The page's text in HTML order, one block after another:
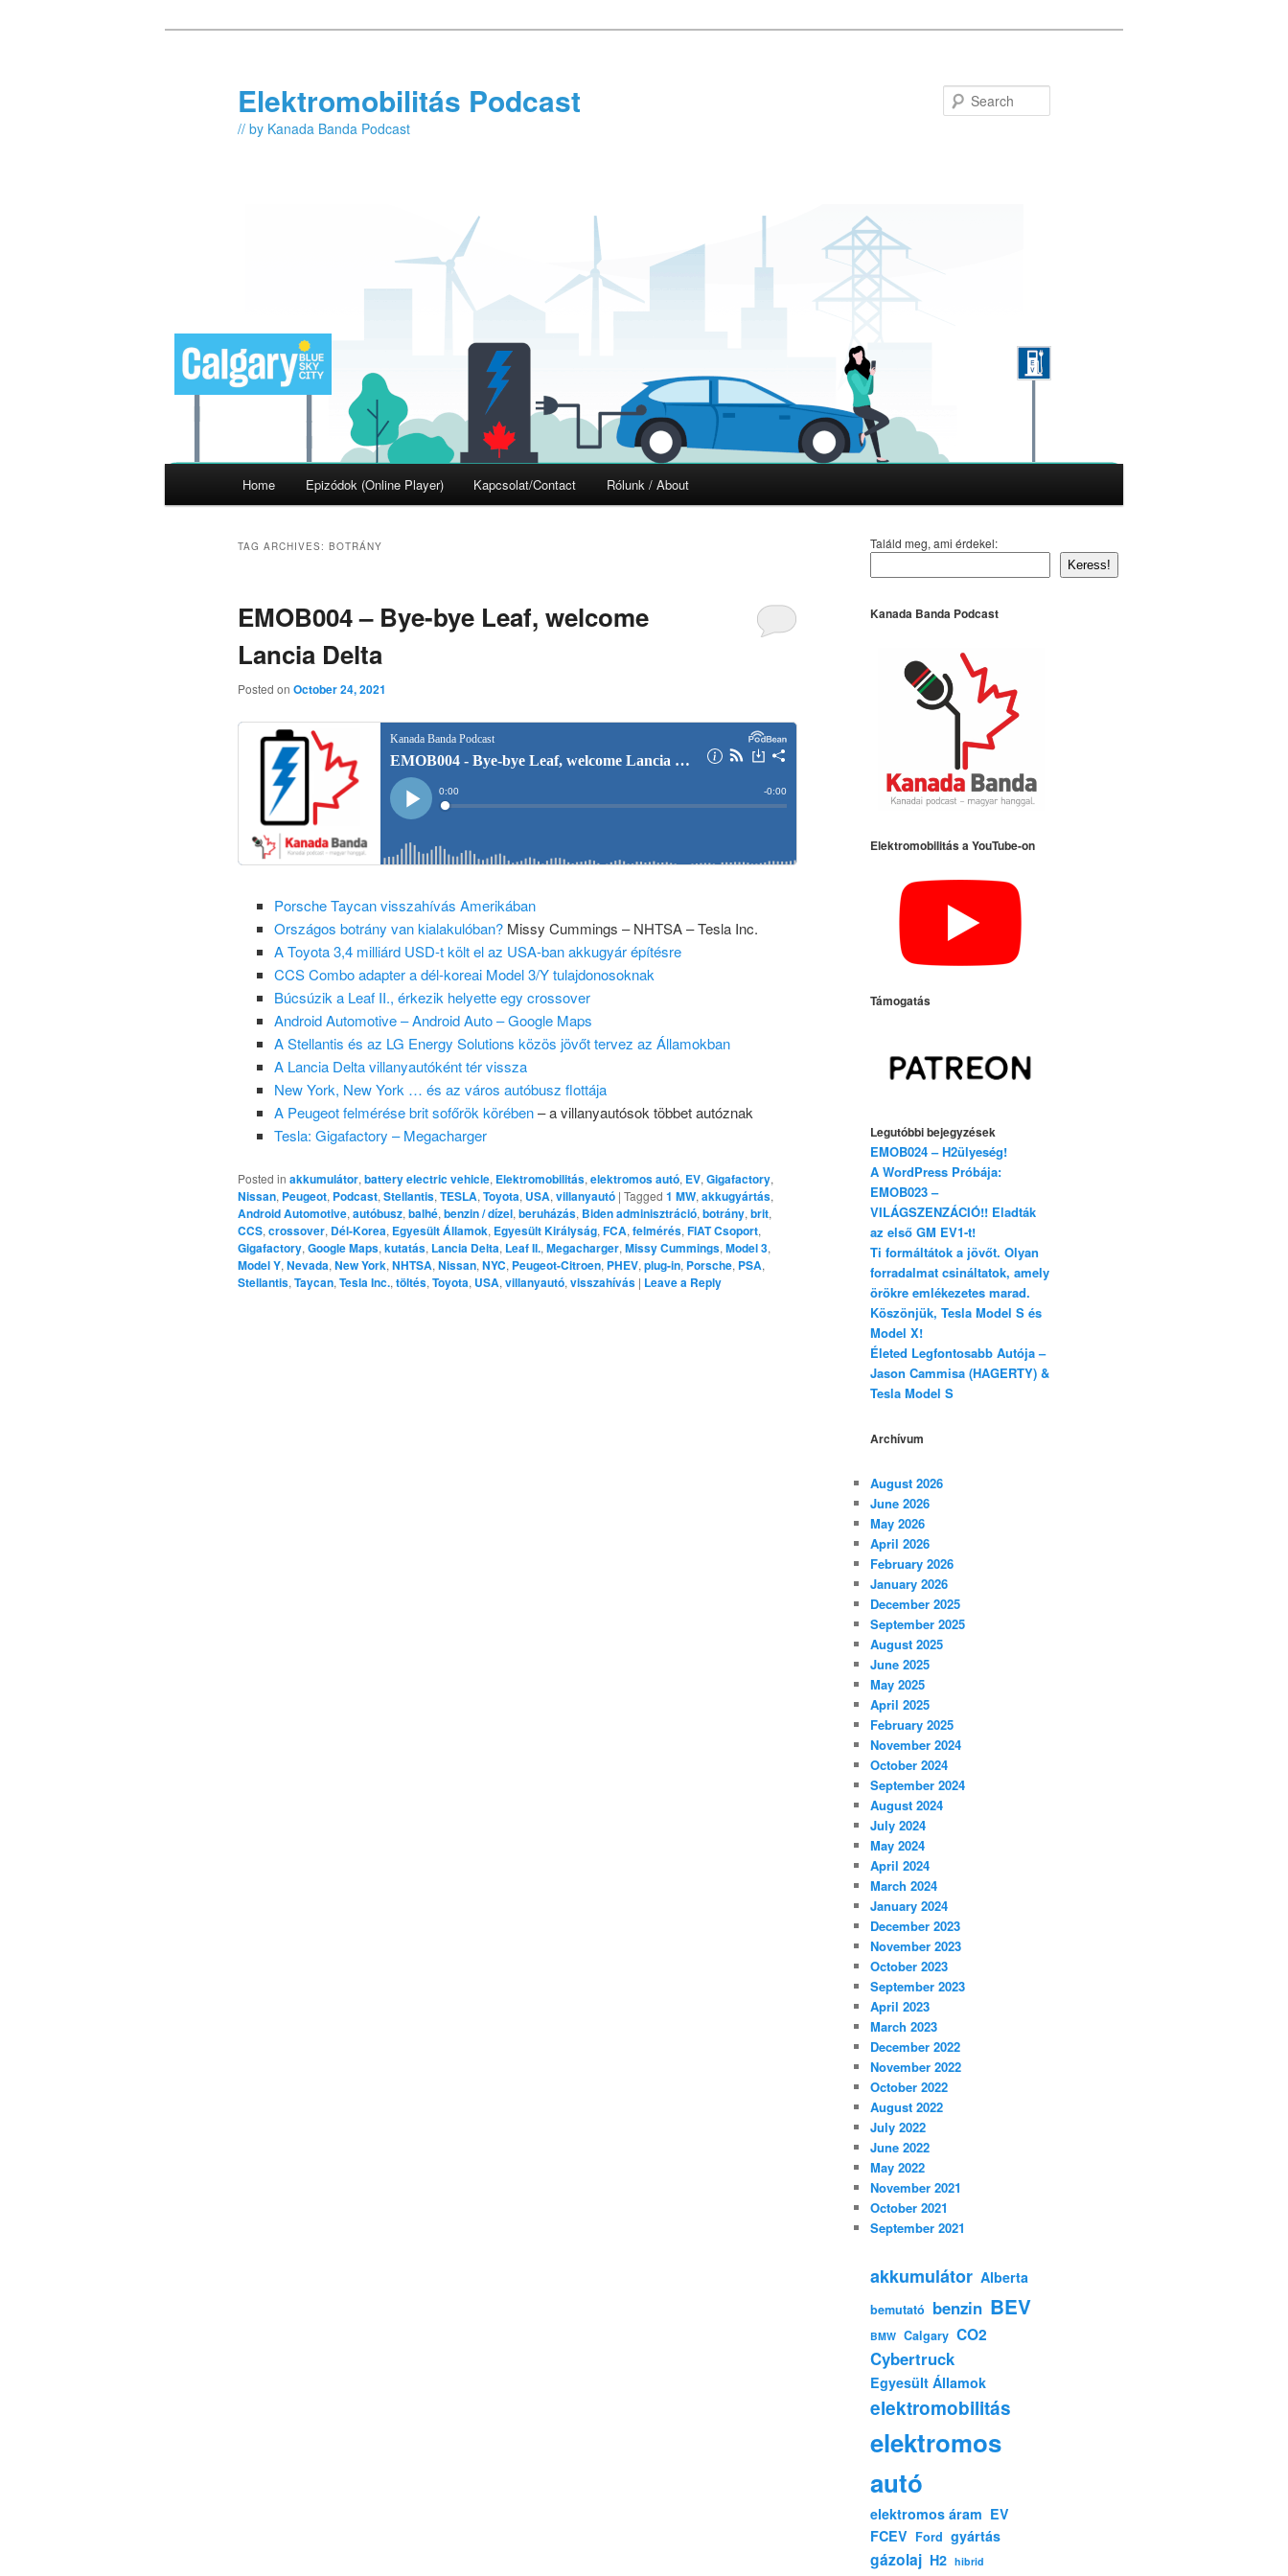
Elektromobilitás Podcast
// by Kanada Banda Podcast
Home Epizódok (Online Player) Kapcsolat/Contact Rólunk / About
TAG ARCHIVES: BOTRÁNY
EMOB004 – Bye-bye Leaf, welcome
Lancia Delta
Posted on October 24, 2021
Porsche Taycan visszahívás Amerikában
Országos botrány van kialakulóban?Missy Cummings – NHTSA – Tesla Inc.
A Toyota 3,4 milliárd USD-t költ el az USA-ban akkugyár építésre
CCS Combo adapter a dél-koreai Model 3/Y tulajdonosoknak
Búcsúzik a Leaf II., érkezik helyette egy crossover
Android Automotive – Android Auto – Google Maps
A Stellantis és az LG Energy Solutions közös jövőt tervez az Államokban
A Lancia Delta villanyautóként tér vissza
New York, New York … és az város autóbusz flottája
A Peugeot felmérése brit sofőrök körében– a villanyautósok többet autóznak
Tesla: Gigafactory – Megacharger
Posted in akkumulátor, battery electric vehicle, Elektromobilitás, elektromos autó, EV, Gigafactory,
Nissan, Peugeot, Podcast, Stellantis, TESLA, Toyota, USA, villanyautó | Tagged 1 MW, akkugyártás,
Android Automotive, autóbusz, balhé, benzin / dízel, beruházás, Biden adminisztráció, botrány, brit,
CCS, crossover, Dél-Korea, Egyesült Államok, Egyesült Királyság, FCA, felmérés, FIAT Csoport,
Gigafactory, Google Maps, kutatás, Lancia Delta, Leaf II., Megacharger, Missy Cummings, Model 3,
Model Y, Nevada, New York, NHTSA, Nissan, NYC, Peugeot-Citroen, PHEV, plug-in, Porsche, PSA,
Stellantis, Taycan, Tesla Inc., töltés, Toyota, USA, villanyautó, visszahívás | Leave a Reply
Találd meg, ami érdekel:
Keress!
Kanada Banda Podcast
Elektromobilitás a YouTube-on
Támogatás
Legutóbbi bejegyzések
EMOB024 – H2ülyeség!
A WordPress Próbája:
EMOB023 –
VILÁGSZENZÁCIÓ!! Eladták
az első GM EV1-t!
Ti formáltátok a jövőt. Olyan
forradalmat csináltatok, amely
örökre emlékezetes marad.
Köszönjük, Tesla Model S és
Model X!
Életed Legfontosabb Autója –
Jason Cammisa (HAGERTY) &
Tesla Model S
Archívum
August 2026
June 2026
May 2026
April 2026
February 2026
January 2026
December 2025
September 2025
August 2025
June 2025
May 2025
April 2025
February 2025
November 2024
October 2024
September 2024
August 2024
July 2024
May 2024
April 2024
March 2024
January 2024
December 2023
November 2023
October 2023
September 2023
April 2023
March 2023
December 2022
November 2022
October 2022
August 2022
July 2022
June 2022
May 2022
November 2021
October 2021
September 2021
akkumulátor Alberta
bemutató benzin BEV
BMW Calgary CO2
Cybertruck
Egyesült Államok
elektromobilitás
elektromos
autó
elektromos áram EV
FCEV Ford gyártás
gázolaj H2 hibrid